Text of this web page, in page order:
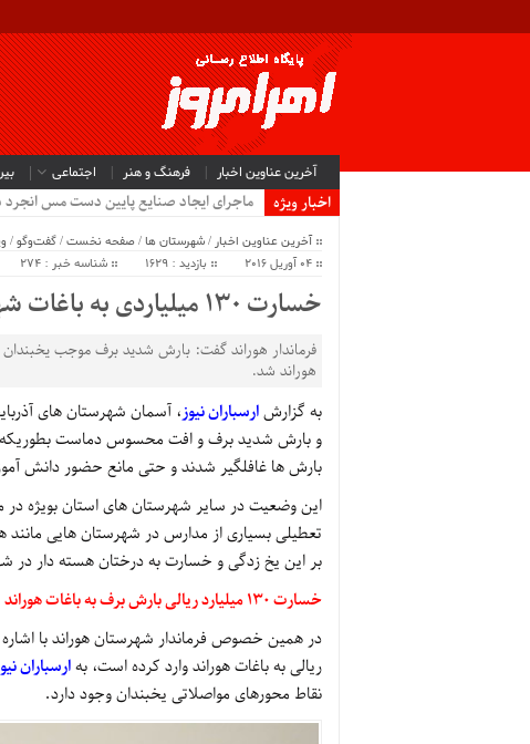
آخرین عناوین اخبار فرهنگ و هنر اجتماعی
اخبار ویژه
ماجرای ایجاد صنایع پایین دست مس
آخرین عناوین اخبار /شهرستان ها/صفحه نخست/گفت‌وگو/
04 آوریل 2016
بازدید : 1629 شناسه خبر : 274
خسارت ۱۳۰ میلیاردی به باغات شهرستان هوراند/ راه‌های ارتباطی باز است
فرماندار هوراند گفت: بارش شدید برف موجب
هوراند شد.
به گزارشارسباران نیوز، آسمان شهرستان های
و بارش شدید برف و افت محسوس دماست بطوریکه
بارش ها غافلگیر شدند و حتی مانع حضور دانش
این وضعیت در سایر شهرستان های استان بویژه در
تعطیلی بسیاری از مدارس در شهرستان هایی مانند
بر این یخ زدگی و خسارت به درختان هسته دار در
خسارت ۱۳۰ میلیارد ریالی بارش برف به باغات هوراند
ریالی به باغات هوراند وارد کرده است، بهارسباران
نقاط محورهای مواصلاتی یخبندان وجود دارد.